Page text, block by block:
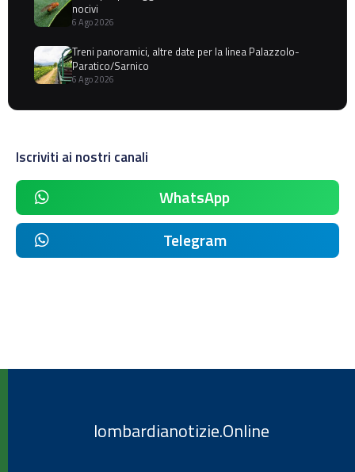
nocivi
6 Ago 2026
Treni panoramici, altre date per la linea Palazzolo-
Paratico/Sarnico
6 Ago 2026
Iscriviti ai nostri canali
WhatsApp
Telegram
lombardianotizie.Online